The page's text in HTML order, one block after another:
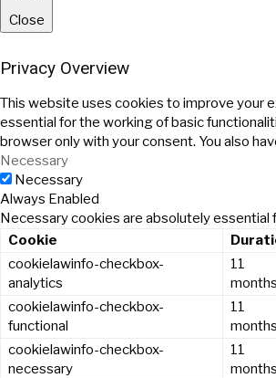
Close
Privacy Overview
This website uses cookies to improve your
essential for the working of basic
browser only with your consent. You also
Necessary
Necessary
Always Enabled
Necessary cookies are absolutely
Cookie
cookielawinfo-checkbox-
analytics
11
months
cookielawinfo-checkbox-
functional
11
months
cookielawinfo-checkbox-
necessary
11
months